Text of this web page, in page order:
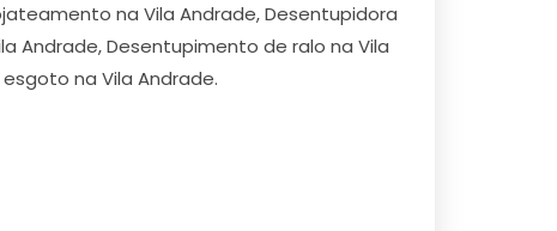
na Vila Andrade, Desentupidora
Andrade, Desentupimento de ralo na Vila
na Vila Andrade.